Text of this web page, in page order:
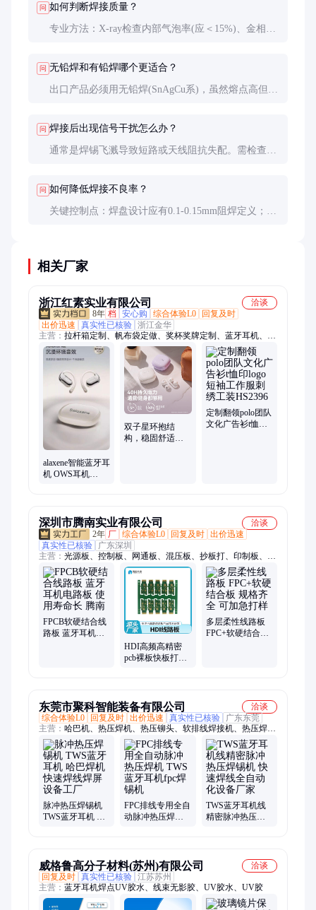
性。
问 如何判断焊接质量？
专业方法：X-ray检查内部气泡率(应＜15%)、金相切
问 无铅焊和有铅焊哪个更适合？
出口产品必须用无铅焊(SnAgCu系)，虽然熔点高但环
问 焊接后出现信号干扰怎么办？
通常是焊锡飞溅导致短路或天线阻抗失配。需检查蓝
问 如何降低焊接不良率？
关键控制点：焊盘设计应有0.1-0.15mm阻焊定义；保
相关厂家
浙江红素实业有限公司
洽谈
8年 档 安心购 综合体验L0
回复及时
出价迅速
真实性已核验 浙江金华
主营： 拉杆箱定制、帆布袋定做、奖杯奖牌定制、蓝牙耳机、企
业礼品定制、保温杯定制、茶具定制、礼品套装定制、冰箱贴定
制、文创礼品定制、商务礼品定制、运动包定制、伴手礼定制、
毛绒公仔定制、高端礼品定制、节日礼品定制、员工伴手礼定
制、POLO衫定制、定制礼盒、笔记本定制、办公礼品定制、周
年庆礼品定制、T恤文化衫定制、钛杯定制、纪念章定制、双肩
包定做
alaxene智能蓝牙耳
机 OWS耳机
双子星环抱结
构，稳固舒适运
定制翻领polo团队
文化广告衫t恤印
深圳市腾南实业有限公司
洽谈
2年 厂 综合体验L0 回复及时 出价迅速
真实性已核验
广东深圳
主营： 光源板、控制板、网通板、混压板、抄板打、印制板、柔
性板、多层板、八层pcb、电路板、刚挠板、传感器、埋孔板、
盲孔板、模块板、结合板、阻抗板、线路板、电器主板、芯片载
板、pcb板定制、陶瓷基板、载板定制、高速背板、IC载板
FPCB软硬结合线
路板 蓝牙耳机电
HDI高频高精密
pcb裸板快板打样
多层柔性线路板
FPC+软硬结合板
东莞市聚科智能装备有限公司
洽谈
综合体验L0
回复及时 出价迅速 真实性已核验
广东东莞
主营： 哈巴机、热压焊机、热压铆头、软排线焊接机、热压焊
咀、热熔铆机、热压焊头、快速焊线、热压焊锡机、精密点焊
机、热压铆接头、钛合金哈巴头、钼合金哈巴头、塑料热熔铆接
头、自动烙铁焊锡机、专用塑料热铆头、排线脉冲热压机、脉冲
热压焊机、FPC焊机
脉冲热压焊锡机
TWS蓝牙耳机 哈
FPC排线专用全自
动脉冲热压焊机
TWS蓝牙耳机线
精密脉冲热压焊
威格鲁高分子材料(苏州)有限公司
洽谈
回复及时 真实性已核验 江苏苏州
主营： 蓝牙耳机焊点UV胶水、线束无影胶、UV胶水、UV胶